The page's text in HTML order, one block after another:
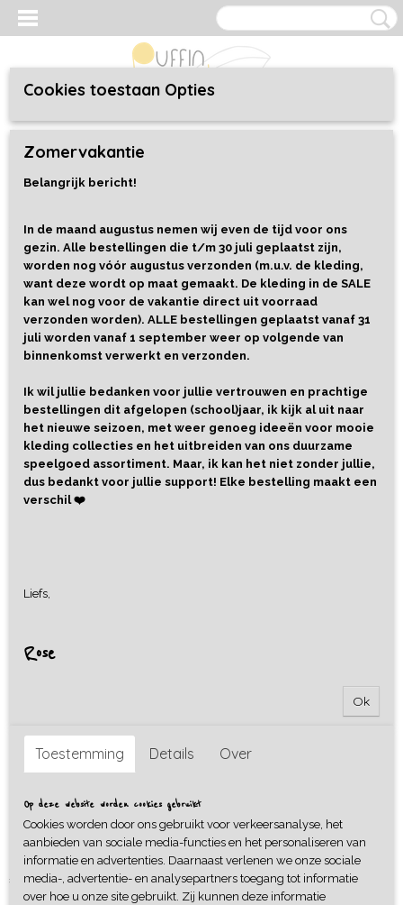
Sweater Rabbit
Lounge Sweater Rabbit
€ 29,95
Cookies toestaan Opties
Zomervakantie
Belangrijk bericht!
In de maand augustus nemen wij even de tijd voor ons
gezin. Alle bestellingen die t/m 30 juli geplaatst zijn,
worden nog vóór augustus verzonden (m.u.v. de kleding,
want deze wordt op maat gemaakt. De kleding in de SALE
kan wel nog voor de vakantie direct uit voorraad
verzonden worden). ALLE bestellingen geplaatst vanaf 31
juli worden vanaf 1 september weer op volgende van
binnenkomst verwerkt en verzonden.
Ik wil jullie bedanken voor jullie vertrouwen en prachtige
bestellingen dit afgelopen (school)jaar, ik kijk al uit naar
het nieuwe seizoen, met weer genoeg ideeën voor mooie
kleding collecties en het uitbreiden van ons duurzame
speelgoed assortiment. Maar, ik kan het niet zonder jullie,
dus bedankt voor jullie support! Elke bestelling maakt een
verschil ❤️
Liefs,
Rose
Ok
Toestemming Details Over
Op deze website worden cookies gebruikt
Cookies worden door ons gebruikt voor verkeersanalyse, het
aanbieden van sociale media-functies en het personaliseren van
informatie en advertenties. Daarnaast verlenen we onze sociale
media-, advertentie- en analysepartners toegang tot informatie
over hoe u onze site gebruikt. Zij kunnen deze informatie